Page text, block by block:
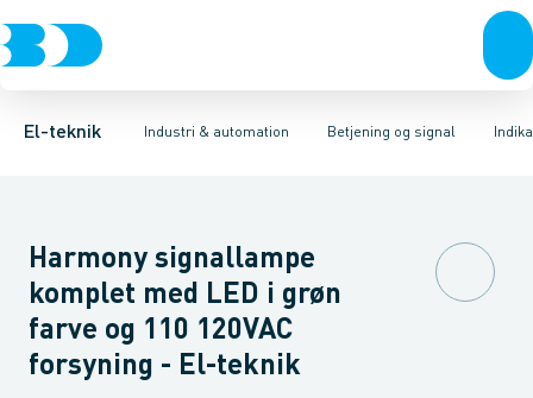
El-teknik Industri & automation
Afbrydere, stikkontakter & lampeudtagForgreningsmateriel
Betjening og signal
Industristiksystemer Frekvensomformere og softstartere
TrykknaphovedLystårn element, optiskTilslutningsmodul
Harmony signallampe
komplet med LED i grøn
farve og 110 120VAC
forsyning - El-teknik